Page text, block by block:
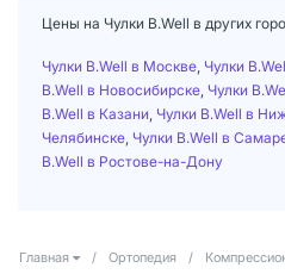
Цены на Чулки B.Well в других
Чулки B.Well в Москве Чулки
B.Well в Новосибирске Чулки
B.Well в Казани Чулки B.Well в
Челябинске Чулки B.Well в
B.Well в Ростове-на-Дону
Главная / Ортопедия /